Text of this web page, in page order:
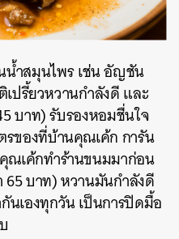
น้ำสมุนไพร เช่น อัญชัน
ปรี้ยวหวานกำลังดี และ
บาท) รับรองหอมชื่นใจ
ของที่บ้านคุณเค้ก การัน
ณเค้กทำร้านขนมมาก่อน
บาท) หวานมันกำลังดี
เองทุกวัน เป็นการปิดมื้อ